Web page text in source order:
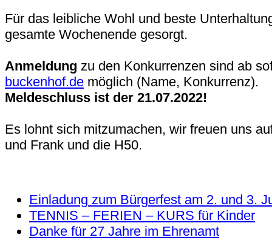
Für das leibliche Wohl und beste
gesamte Wochenende gesorgt.
Anmeldung zu den Konkurrenzen sind ab
buckenhof.de möglich (Name, Konkurrenz).
Meldeschluss ist der 21.07.2022!
Es lohnt sich mitzumachen, wir freuen uns
und Frank und die H50.
Einladung zum Bürgerfest am 2. und 3.
TENNIS – FERIEN – KURS für Kinder
Danke für 27 Jahre im Ehrenamt